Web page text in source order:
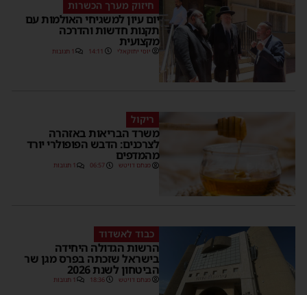
חיזוק מערך הכשרות
יום עיון למשגיחי האולמות עם
תקנות חדשות והדרכה
מקצועית
יוסי יחזקאלי 14:11 1 תגובות
ריקול
משרד הבריאות באזהרה
לצרכנים: הדבש הפופולרי יורד
מהמדפים
מנחם דויטש 06:57 1 תגובות
כבוד לאשדוד
הרשות הגדולה היחידה
בישראל שזכתה בפרס מגן שר
הביטחון לשנת 2026
מנחם דויטש 18:36 1 תגובות